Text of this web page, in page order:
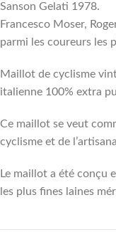
Sanson Gelati 1978.
Francesco Moser,
parmi les coureurs les
Maillot de cyclisme
italienne 100% extra
Ce maillot se veut
cyclisme et de
Le maillot a été conçu
les plus fines laines